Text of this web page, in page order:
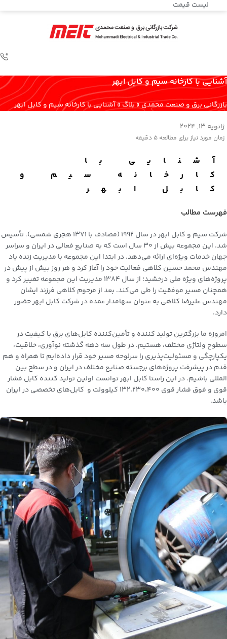
لیست قیمت
آشنایی با کارخانه سیم و کابل ابهر
بازرگانی برق و صنعت محمدی»بلاگ»آشنایی با کارخانه سیم و کابل ابهر
ژانویه 13, 2024
زمان مورد نیاز برای مطالعه 5 دقیقه
آشنایی با
کارخانه سیم و
کابل ابهر
فهرست مطالب
شرکت سیم و کابل ابهر
در سال 1992 (مصادف با 1371 هجری شمسی)، تأسیس
شد. این مجموعه بیش از 30 سال است که به صنایع فعالی در ایران و سراسر
جهان خدمات ویژه‌ای ارائه می‌دهد. در ابتدا این مجموعه با مدیریت زنده یاد
مهندس محمد حسین کلاهی فعالیت خود را آغاز کرد و هر روز بیش از پیش در
پروژه‌های ویژه ملی درخشید؛ از سال 1384 مدیریت این مجموعه تغییر کرد و
همچنان مسیر موفقیت را طی می‌کند. بعد از مرحوم کلاهی فرزند ایشان
مهندس علیرضا کلاهی به عنوان سهامدار عمده در شرکت کابل ابهر حضور
دارد.
امروزه ما بزرگترین تولید کننده و تأمین‌کننده کابل‌های برق با کیفیت در
سطوح ولتاژی مختلف، هستیم. در طول سه دهه گذشته نوآوری، خلاقیت،
یکپارچگی و مسئولیت‌پذیری را سرلوحه مسیر خود قرار داده‌ایم تا همراه و هم
قدم در پیشرفت پروژه‌های برجسته صنایع مختلف در ایران و در سطح بین
المللی باشیم، در این راستا کابل ابهر توانست اولین تولید کننده کابل فشار
قوی
و فوق فشار قوی 132،230،400 کیلوولت و کابل‌های تخصصی در ایران
باشد.